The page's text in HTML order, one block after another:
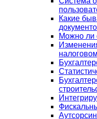
Какие
Можно ли